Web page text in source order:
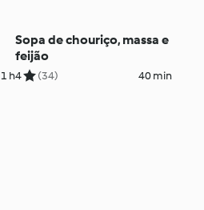
1 h
Sopa de chouriço, massa e
feijão
4 (34) 40 min